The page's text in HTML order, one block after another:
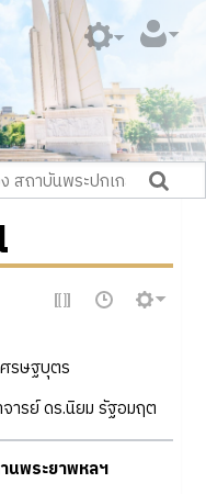
รษฐบุตร
ารย์ ดร.นิยม รัฐอมฤต
นพระยาพหลฯ